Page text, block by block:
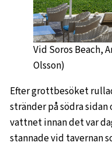
Vid Soros Beach,
Olsson)
Efter grottbesöket
stränder på södra
vattnet innan det var
stannade vid tavernan